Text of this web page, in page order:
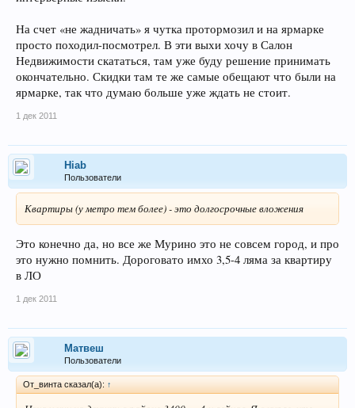
На счет «не жадничать» я чутка протормозил и на ярмарке
просто походил-посмотрел. В эти выхи хочу в Салон
Недвижимости скататься, там уже буду решение принимать
окончательно. Скидки там те же самые обещают что были на
ярмарке, так что думаю больше уже ждать не стоит.
1 дек 2011
Hiab
Пользователи
Квартиры (у метро тем более) - это долгосрочные вложения
Это конечно да, но все же Мурино это не совсем город, и про
это нужно помнить. Дороговато имхо 3,5-4 ляма за квартиру
в ЛО
1 дек 2011
Матвеш
Пользователи
От_винта сказал(а): ↑